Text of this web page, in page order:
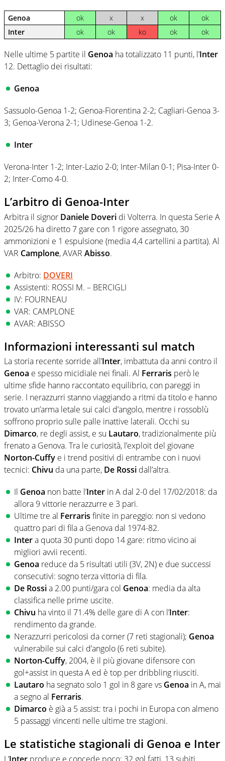
Genoa ok x x ok
ok
Inter
ok ok ko ok ok
Nelle ultime 5 partite il Genoa ha totalizzato 11 punti, l’Inter
12. Dettaglio dei risultati:
Genoa
Sassuolo-Genoa 1-2; Genoa-Fiorentina 2-2; Cagliari-Genoa 3-
3; Genoa-Verona 2-1; Udinese-Genoa 1-2.
Inter
Verona-Inter 1-2; Inter-Lazio 2-0; Inter-Milan 0-1; Pisa-Inter 0-
2; Inter-Como 4-0.
L’arbitro di Genoa-Inter
Arbitra il signor Daniele Doveri di Volterra. In questa Serie A
2025/26 ha diretto 7 gare con 1 rigore assegnato, 30
ammonizioni e 1 espulsione (media 4,4 cartellini a partita). Al
VAR Camplone, AVAR Abisso.
Arbitro: DOVERI
Assistenti: ROSSI M. – BERCIGLI
IV: FOURNEAU
VAR: CAMPLONE
AVAR: ABISSO
Informazioni interessanti sul match
La storia recente sorride all’Inter, imbattuta da anni contro il
Genoa e spesso micidiale nei finali. Al Ferraris però le
ultime sfide hanno raccontato equilibrio, con pareggi in
serie. I nerazzurri stanno viaggiando a ritmi da titolo e hanno
trovato un’arma letale sui calci d’angolo, mentre i rossoblù
soffrono proprio sulle palle inattive laterali. Occhi su
Dimarco, re degli assist, e su Lautaro, tradizionalmente più
frenato a Genova. Tra le curiosità, l’exploit del giovane
Norton-Cuffy e i trend positivi di entrambe con i nuovi
tecnici: Chivu da una parte, De Rossi dall’altra.
Il Genoa non batte l’Inter in A dal 2-0 del 17/02/2018: da
allora 9 vittorie nerazzurre e 3 pari.
Ultime tre al Ferraris finite in pareggio: non si vedono
quattro pari di fila a Genova dal 1974-82.
Intera quota 30 punti dopo 14 gare: ritmo vicino ai
migliori avvii recenti.
Genoa reduce da 5 risultati utili (3V, 2N) e due successi
consecutivi: sogno terza vittoria di fila.
De Rossia 2.00 punti/gara col Genoa: media da alta
classifica nelle prime uscite.
Chivu ha vinto il 71.4% delle gare di A con l’Inter:
rendimento da grande.
Nerazzurri pericolosi da corner (7 reti stagionali); Genoa
vulnerabile sui calci d’angolo (6 reti subite).
Norton-Cuffy, 2004, è il più giovane difensore con
gol+assist in questa A ed è top per dribbling riusciti.
Lautaro ha segnato solo 1 gol in 8 gare vs Genoa in A, mai
a segno al Ferraris.
Dimarco è già a 5 assist: tra i pochi in Europa con almeno
5 passaggi vincenti nelle ultime tre stagioni.
Le statistiche stagionali di Genoa e Inter
L’Inter produce e concede poco: 32 gol fatti, 13 subiti,